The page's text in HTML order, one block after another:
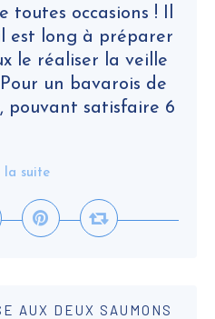
toutes occasions ! Il
est long à préparer
le réaliser la veille
un bavarois de
pouvant satisfaire 6
la suite
AUX DEUX SAUMONS